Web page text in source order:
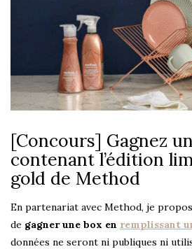
[Concours] Gagnez
contenant l’édition
gold de Method
En partenariat avec Method, je
de gagner une box en remplissant
données ne seront ni publiques ni